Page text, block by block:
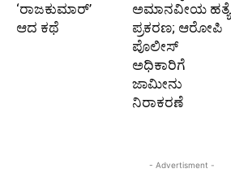
‘ರಾಜಕುಮಾರ್‍’
ಆದ ಕಥೆ
ಅಮಾನವೀಯ ಹತ್ಯೆ
ಪ್ರಕರಣ; ಆರೋಪಿ
ಪೊಲೀಸ್‌
ಅಧಿಕಾರಿಗೆ
ಜಾಮೀನು
ನಿರಾಕರಣೆ
- Advertisment -